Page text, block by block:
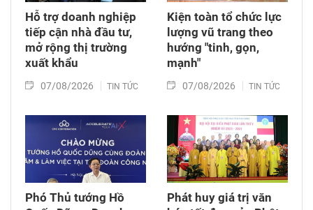
Hỗ trợ doanh nghiệp
tiếp cận nhà đầu tư,
mở rộng thị trường
xuất khẩu
07/08/2026 TIN TỨC
Kiện toàn tổ chức lực
lượng vũ trang theo
hướng "tinh, gọn,
mạnh"
07/08/2026 TIN TỨC
Phó Thủ tướng Hồ
Phát huy giá trị văn